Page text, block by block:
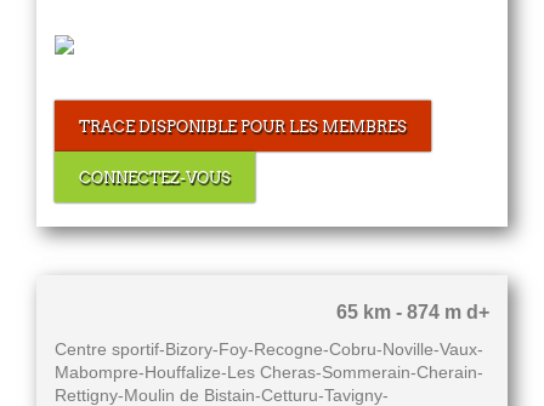
TRACE DISPONIBLE POUR LES MEMBRES
CONNECTEZ-VOUS
65 km - 874 m d+
Centre sportif-Bizory-Foy-Recogne-Cobru-Noville-Vaux-
Mabompre-Houffalize-Les Cheras-Sommerain-Cherain-
Rettigny-Moulin de Bistain-Cetturu-Tavigny-